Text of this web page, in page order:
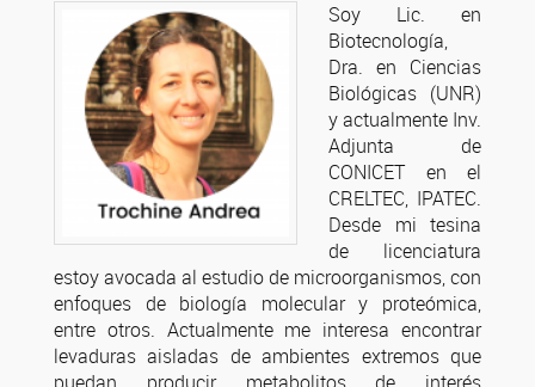
Soy Lic. en
Biotecnología,
Dra. en Ciencias
Biológicas (UNR)
y actualmente Inv.
Adjunta de
CONICET en el
CRELTEC, IPATEC.
Desde mi tesina
de licenciatura
estoy avocada al estudio de microorganismos, con
enfoques de biología molecular y proteómica,
entre otros. Actualmente me interesa encontrar
levaduras aisladas de ambientes extremos que